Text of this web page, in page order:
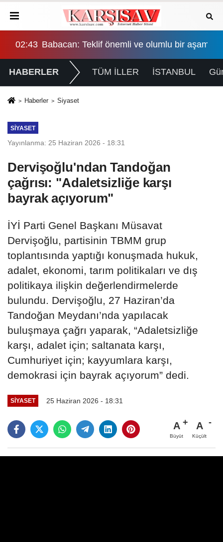
eşitlik yönünden eksiklikler giderilmeli
02:43 Babacan: Teklif önemli ve olumlu bir aşama,
HABERLER TÜM İLLER İSTANBUL
Haberler Siyaset
SIYASET
Yayınlanma: 25 Haziran 2026 - 18:31
Dervişoğlu'ndan Tandoğan
çağrısı: "Adaletsizliğe karşı
bayrak açıyorum"
İYİ Parti Genel Başkanı Müsavat
Dervişoğlu, partisinin TBMM grup
toplantısında yaptığı konuşmada hukuk,
adalet, ekonomi, tarım politikaları ve dış
politikaya ilişkin değerlendirmelerde
bulundu. Dervişoğlu, 27 Haziran’da
Tandoğan Meydanı’nda yapılacak
buluşmaya çağrı yaparak, “Adaletsizliğe
karşı, adalet için; saltanata karşı,
Cumhuriyet için; kayyumlara karşı,
demokrasi için bayrak açıyorum” dedi.
SIYASET 25 Haziran 2026 - 18:31
A
Büyüt
A
Küçült